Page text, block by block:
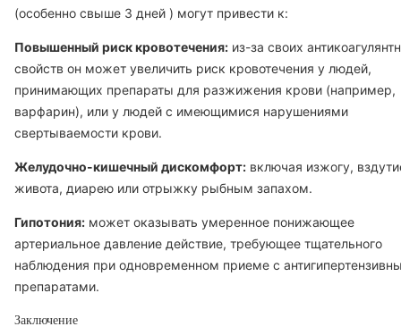
(особенно свыше 3 дней ) могут привести к:
Повышенный риск кровотечения: из-за своих
свойств он может увеличить риск кровотечения у людей,
принимающих препараты для разжижения крови (например,
варфарин), или у людей с имеющимися нарушениями
свертываемости крови.
Желудочно-кишечный дискомфорт: включая изжогу,
живота, диарею или отрыжку рыбным запахом.
Гипотония: может оказывать умеренное понижающее
артериальное давление действие, требующее тщательного
наблюдения при одновременном приеме с
препаратами.
Заключение